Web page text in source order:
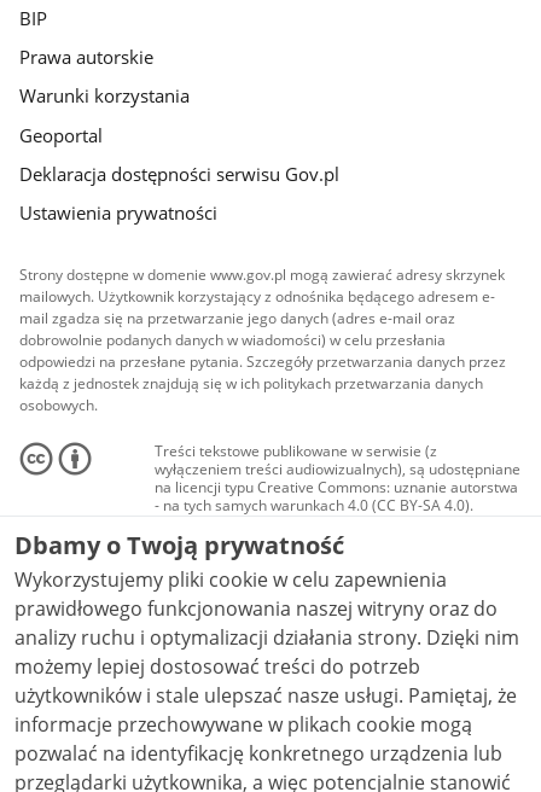
BIP
Prawa autorskie
Warunki korzystania
Geoportal
Deklaracja dostępności serwisu Gov.pl
Ustawienia prywatności
Strony dostępne w domenie www.gov.pl mogą zawierać adresy skrzynek
mailowych. Użytkownik korzystający z odnośnika będącego adresem e-
mail zgadza się na przetwarzanie jego danych (adres e-mail oraz
dobrowolnie podanych danych w wiadomości) w celu przesłania
odpowiedzi na przesłane pytania. Szczegóły przetwarzania danych przez
każdą z jednostek znajdują się w ich politykach przetwarzania danych
osobowych.
Treści tekstowe publikowane w serwisie (z
wyłączeniem treści audiowizualnych), są udostępniane
na licencji typu Creative Commons: uznanie autorstwa
- na tych samych warunkach 4.0 (CC BY-SA 4.0).
Materiały audiowizualne, w tym zdjęcia, materiały
audio i wideo, są udostępniane na licencji typu
Creative Commons: uznanie autorstwa użycie
niekomercyjne - bez utworów zależnych 4.0 (CC BY-
NC-ND 4.0), o ile nie jest to stwierdzone inaczej.
Dbamy o Twoją prywatność
Wykorzystujemy pliki cookie w celu zapewnienia
prawidłowego funkcjonowania naszej witryny oraz do
analizy ruchu i optymalizacji działania strony. Dzięki nim
możemy lepiej dostosować treści do potrzeb
użytkowników i stale ulepszać nasze usługi. Pamiętaj, że
informacje przechowywane w plikach cookie mogą
pozwalać na identyfikację konkretnego urządzenia lub
przeglądarki użytkownika, a więc potencjalnie stanowić